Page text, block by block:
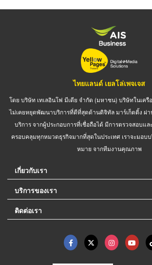
ไทยแลนด์ เยลโล่เพจเจส
โดย บริษัท เทเลอินโฟ มีเดีย จำกัด (มหาชน) บริษัทในเครื
ไม่เคยหยุดพัฒนาบริการที่ดีที่สุดด้านดิจิทัล มาร์เก็ตติ้ง ผ่
บริการ จากผู้ประกอบการที่เชื่อถือได้ มีการตรวจสอบแ
ครอบคลุมทุกหมวดธุรกิจมากที่สุดในประเทศ เราจะมอบ
หมาย จากทีมงานคุณภาพ
เกี่ยวกับเรา
บริการของเรา
ติดต่อเรา